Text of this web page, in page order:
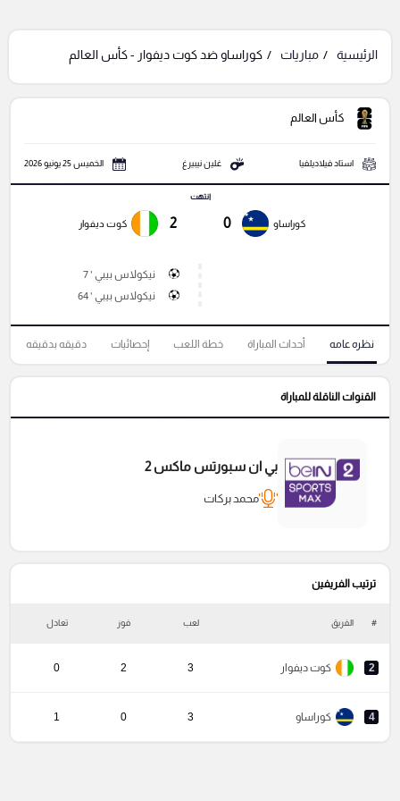
الرئيسية مباريات كوراساو ضد كوت ديفوار - كأس العالم
كأس العالم
استاد فيلاديلفيا غلين نيبيرغ الخميس 25 يونيو 2026
كوراساو 0
انتهت
2 كوت ديفوار
نيكولاس بيبي ' 7
نيكولاس بيبي ' 64
نظره عامه أحداث المباراة خطة اللعب إحصائيات دقيقه بدقيقه
القنوات الناقلة للمباراة
بي ان سبورتس ماكس 2
محمد بركات
ترتيب الفريفين
# الفريق لعب فوز تعادل
2 كوت ديفوار 3
2
0
4 كوراساو 3
0
1